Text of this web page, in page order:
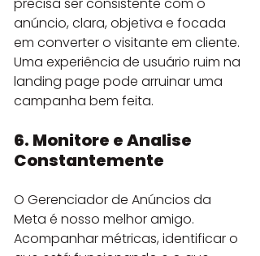
anúncio, clara, objetiva e focada
em converter o visitante em cliente.
Uma experiência de usuário ruim na
landing page pode arruinar uma
campanha bem feita.
6. Monitore e Analise
Constantemente
O Gerenciador de Anúncios da
Meta é nosso melhor amigo.
Acompanhar métricas, identificar o